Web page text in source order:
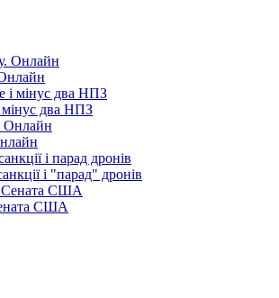
мінус два НПЗ
і "парад" дронів
США